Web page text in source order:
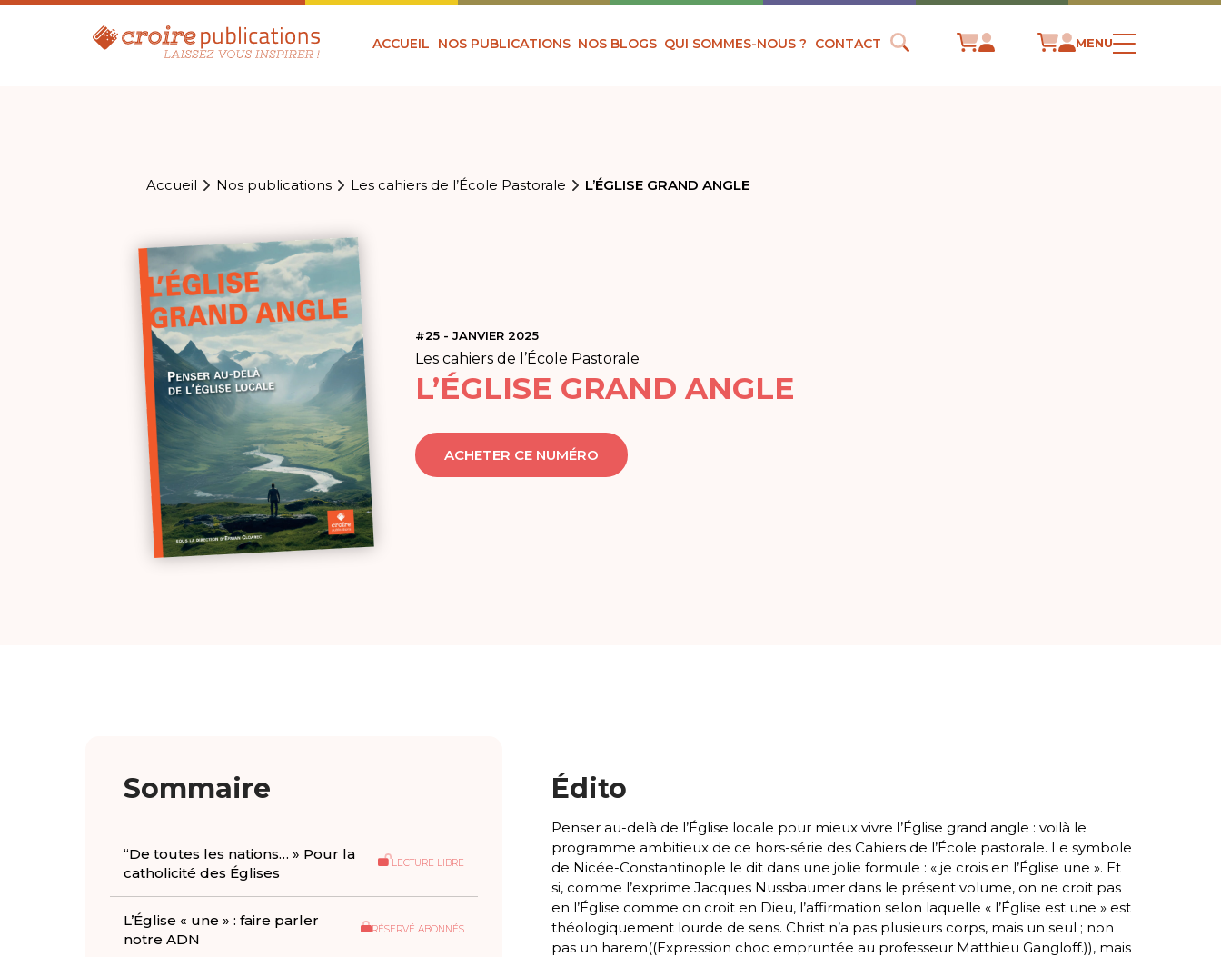
ACCUEIL NOS PUBLICATIONS NOS BLOGS QUI SOMMES-NOUS ? CONTACT MENU
Accueil Nos publications Les cahiers de l’École Pastorale L’ÉGLISE GRAND ANGLE
#25 - JANVIER 2025
Les cahiers de l’École Pastorale
L’ÉGLISE GRAND ANGLE
ACHETER CE NUMÉRO
Sommaire
“De toutes les nations… » Pour la
catholicité des Églises
LECTURE LIBRE
L’Église « une » : faire parler
notre ADN
RÉSERVÉ ABONNÉS
Édito
Penser au-delà de l’Église locale pour mieux vivre l’Église grand angle : voilà le
programme ambitieux de ce hors-série desCahiers de l’École pastorale. Le symbole
de Nicée-Constantinople le dit dans une jolie formule : « je crois en l’Église une ». Et
si, comme l’exprime Jacques Nussbaumer dans le présent volume, on ne croit pas
en l’Église comme on croit en Dieu, l’affirmation selon laquelle « l’Église est une » est
théologiquement lourde de sens. Christ n’a pas plusieurs corps, mais un seul ; non
pas un harem((Expression choc empruntée au professeur Matthieu Gangloff.)), mais